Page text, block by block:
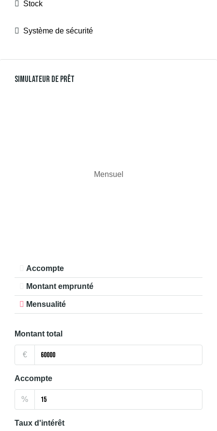
Stock
Système de sécurité
Simulateur De Prêt
Mensuel
Accompte
Montant emprunté
Mensualité
Montant total
€
Accompte
%
Taux d'intérêt